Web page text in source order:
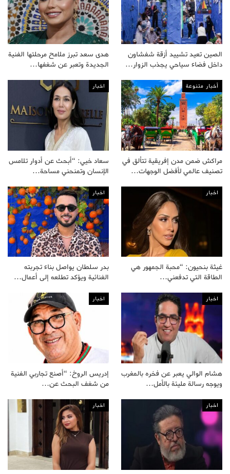
الصين تعيد تشييد أزقة شفشاون
داخل فضاء سياحي يجذب الزوار…
هدى سعد تبرز ملامح مرحلتها الفنية
الجديدة وتعبر عن شغفها…
أخبار متنوعة
مراكش ضمن مدن إفريقية تتألق في
تصنيف عالمي لأفضل الوجهات…
اخبار
سعاد خيي: “أبحث عن أدوار تلامس
الإنسان وتمنحني مساحة…
اخبار
غيثة بنحيون: “محبة الجمهور هي
الطاقة التي تدفعني…
اخبار
بدر سلطان يواصل بناء تجربته
الغنائية ويؤكد تطلعه إلى أعمال…
اخبار
هشام الوالي يعبر عن فخره بالمغرب
ويوجه رسالة مليئة بالأمل…
اخبار
إدريس الروخ: “أصنع تجاربي الفنية
من شغف البحث عن…
اخبار اخبار